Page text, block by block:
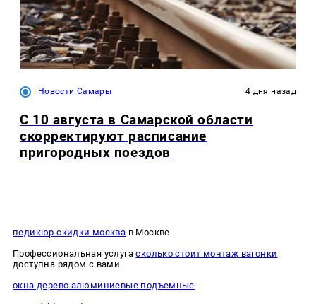
Новости Самары 4 дня назад
С 10 августа в Самарской области
скорректируют расписание
пригородных поездов
педикюр скидки москва в Москве
Профессиональная услугасколько стоит монтаж вагонки
доступна рядом с вами
окна дерево алюминиевые подъемные